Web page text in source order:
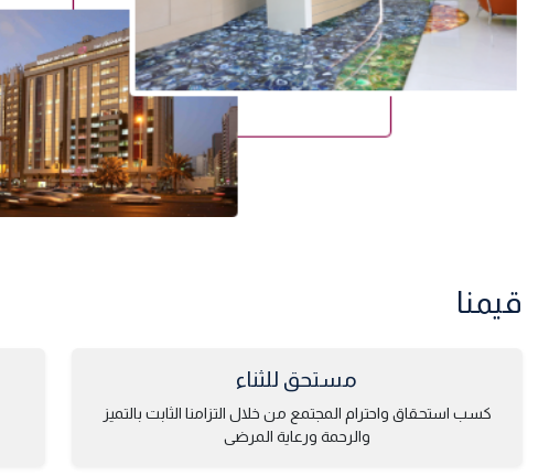
قيمنا
مستحق للثناء
كسب استحقاق واحترام المجتمع من خلال التزامنا الثابت بالتميز
والرحمة ورعاية المرضى